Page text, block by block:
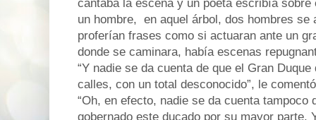
cantaba la escena y un poeta escribía
un hombre, en aquel árbol, dos hombres se
proferían frases como si actuaran ante un
donde se caminara, había escenas
“Y nadie se da cuenta de que el Gran
calles, con un total desconocido”, le
“Oh, en efecto, nadie se da cuenta tampoco
gobernado este ducado por su mayor parte.